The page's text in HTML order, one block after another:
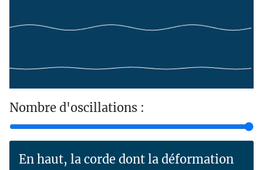
Nombre d'oscillations :
En haut, la corde dont la déformation